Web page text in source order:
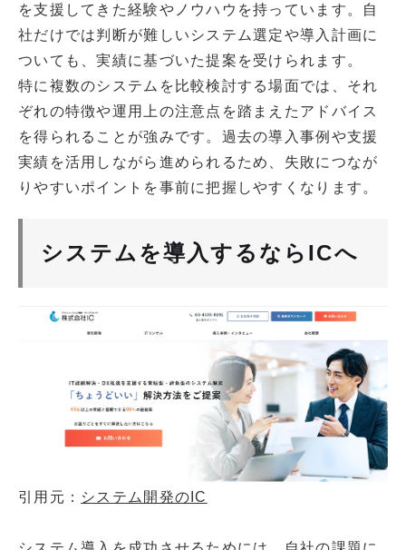
を支援してきた経験やノウハウを持っています。自
社だけでは判断が難しいシステム選定や導入計画に
ついても、実績に基づいた提案を受けられます。
特に複数のシステムを比較検討する場面では、それ
ぞれの特徴や運用上の注意点を踏まえたアドバイス
を得られることが強みです。過去の導入事例や支援
実績を活用しながら進められるため、失敗につなが
りやすいポイントを事前に把握しやすくなります。
システムを導入するならICへ
引用元： システム開発のIC